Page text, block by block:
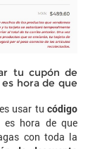
tu cupón de
hora de que
usar tu código
es hora de que
con toda la